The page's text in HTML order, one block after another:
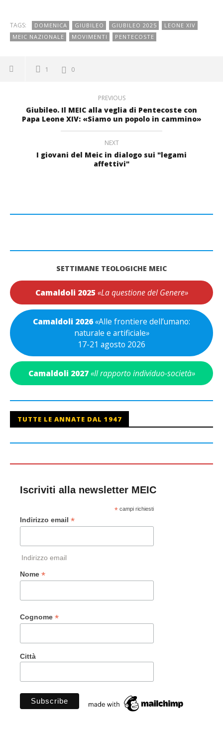
TAGS: DOMENICA GIUBILEO GIUBILEO 2025
LEONE XIV
MEIC NAZIONALE
MOVIMENTI PENTECOSTE
1 0
PREVIOUS
Giubileo. Il MEIC alla veglia di Pentecoste con
Papa Leone XIV: «Siamo un popolo in cammino»
NEXT
I giovani del Meic in dialogo sui "legami
affettivi"
SETTIMANE TEOLOGICHE MEIC
Camaldoli 2025 «La questione del Genere»
Camaldoli 2026«Alle frontiere dell’umano:
naturale e artificiale»
17-21 agosto 2026
Camaldoli 2027 «Il rapporto individuo-società»
TUTTE LE ANNATE DAL 1947
Iscriviti alla newsletter MEIC
*campi richiesti
Indirizzo email *
Indirizzo email
Nome *
Cognome *
Città